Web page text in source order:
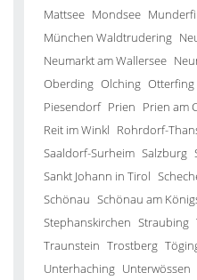
Mattsee Mondsee
München Waldtrudering
Neumarkt am Wallersee
Oberding Olching Otterfing
Piesendorf Prien Prien am
Reit im Winkl Rohrdorf-
Saaldorf-Surheim Salzburg
Sankt Johann in Tirol
Schönau Schönau am
Stephanskirchen Straubing
Traunstein Trostberg
Unterhaching Unterwössen